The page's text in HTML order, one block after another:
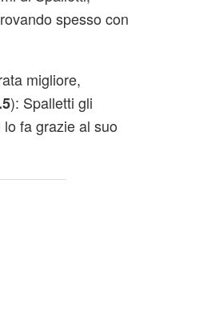
spesso con
migliore,
): Spalletti gli
fa grazie al suo